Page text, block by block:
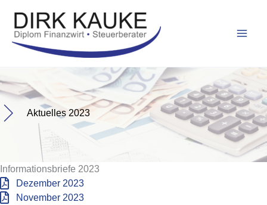
springen
Aktuelles 2023
Informationsbriefe 2023
Dezember 2023
November 2023